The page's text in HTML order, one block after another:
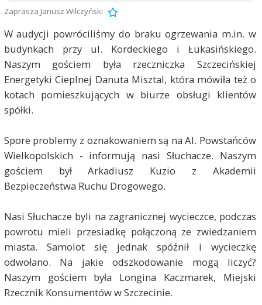
Zaprasza Janusz Wilczyński
W audycji powróciliśmy do braku ogrzewania m.in. w
budynkach przy ul. Kordeckiego i Łukasińskiego.
Naszym gościem była rzeczniczka Szczecińskiej
Energetyki Cieplnej Danuta Misztal, która mówiła też o
kotach pomieszkujących w biurze obsługi klientów
spółki.
Spore problemy z oznakowaniem są na Al. Powstańców
Wielkopolskich - informują nasi Słuchacze. Naszym
gościem był Arkadiusz Kuzio z Akademii
Bezpieczeństwa Ruchu Drogowego.
Nasi Słuchacze byli na zagranicznej wycieczce, podczas
powrotu mieli przesiadkę połączoną ze zwiedzaniem
miasta. Samolot się jednak spóźnił i wycieczkę
odwołano. Na jakie odszkodowanie mogą liczyć?
Naszym gościem była Longina Kaczmarek, Miejski
Rzecznik Konsumentów w Szczecinie.